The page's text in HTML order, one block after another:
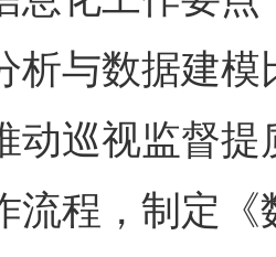
析与数据建
动巡视监督
流程，制定